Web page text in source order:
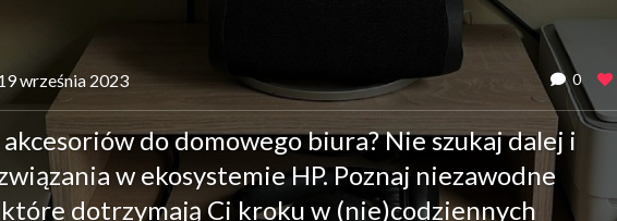
września 2023 0
do domowego biura? Nie szukaj dalej i
w ekosystemie HP. Poznaj niezawodne
dotrzymają Ci kroku w (nie)codziennych